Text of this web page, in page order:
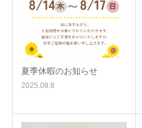
夏季休暇のお知らせ
2025.08.8